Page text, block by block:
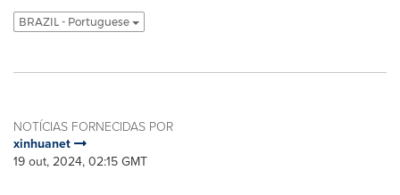
BRAZIL - Portuguese
NOTÍCIAS FORNECIDAS POR
xinhuanet
19 out, 2024, 02:15 GMT